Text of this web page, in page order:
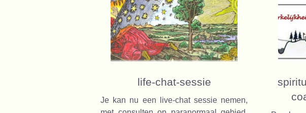
life-chat-sessie
Je kan nu een live-chat sessie nemen,